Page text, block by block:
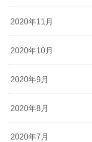
2020年11月
2020年10月
2020年9月
2020年8月
2020年7月